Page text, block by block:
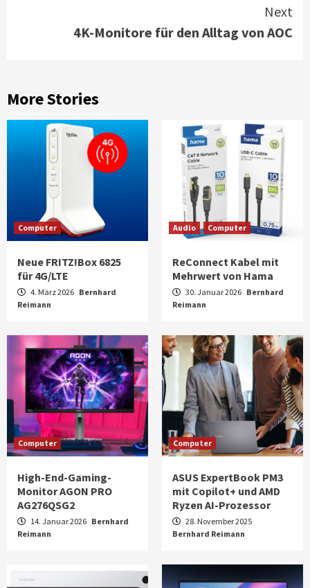
Next
4K-Monitore für den Alltag von AOC
More Stories
Computer
Neue FRITZ!Box 6825
für 4G/LTE
4. März 2026 Bernhard
Reimann
Audio Computer
ReConnect Kabel mit
Mehrwert von Hama
30. Januar 2026 Bernhard
Reimann
Computer
High-End-Gaming-
Monitor AGON PRO
AG276QSG2
14. Januar 2026 Bernhard
Reimann
Computer
ASUS ExpertBook PM3
mit Copilot+ und AMD
Ryzen AI-Prozessor
28. November 2025
Bernhard Reimann